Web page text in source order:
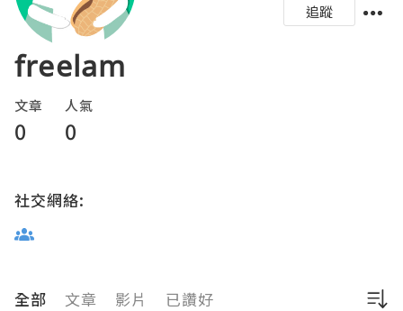
追蹤
freelam
文章
0
人氣
0
社交網絡:
全部 文章 影片 已讚好